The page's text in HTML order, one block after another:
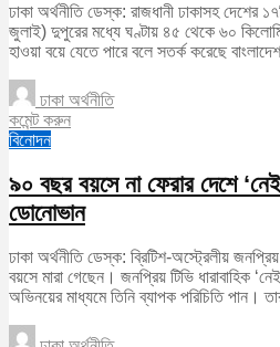
ঢাকা অর্থনীতি ডেস্ক: রাজধানী ঢাকাসহ দেশের
জুলাই) দুপুরের মধ্যে ঘণ্টায় ৪৫ থেকে ৬০
হাওয়া বয়ে যেতে পারে বলে সতর্ক করেছে
ঢাকা অর্থনীতি
কমেন্ট করুন
বিনোদন
৯০ বছর বয়সে না ফেরার দেশে
ডোনোভান
ঢাকা অর্থনীতি ডেস্ক: ব্রিটিশ-অস্ট্রেলীয়
বয়সে মারা গেছেন। জনপ্রিয় টিভি ধারাবাহিক
অভিনয়ের মাধ্যমে তিনি ব্যাপক পরিচিতি পান।